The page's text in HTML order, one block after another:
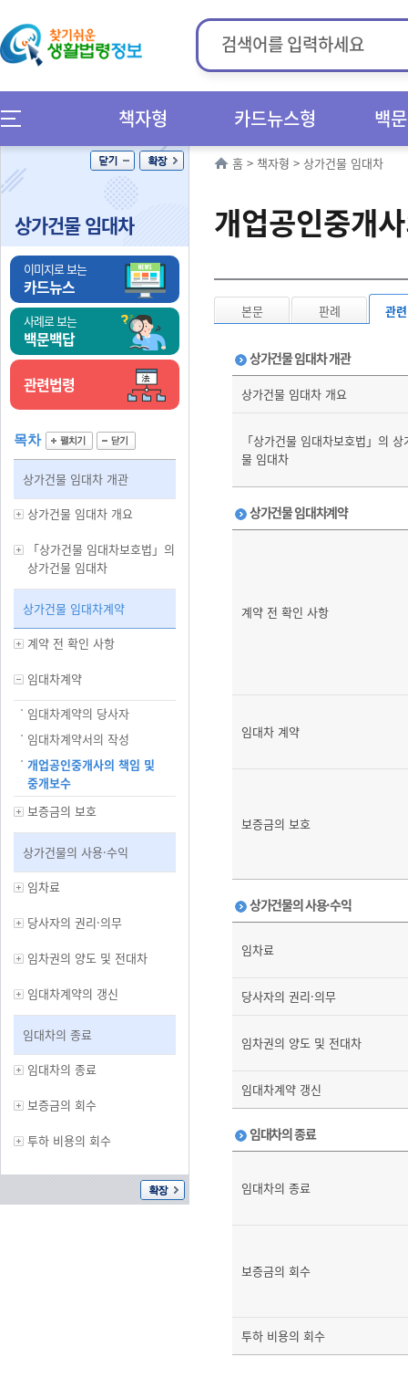
책자형 카드뉴스형 백
상가건물 임대차
이미지로 보는
카드뉴스
사례로 보는
백문백답
관련법령
목차
상가건물 임대차 개관
상가건물 임대차 개요
「상가건물 임대차보호법」의
상가건물 임대차
상가건물 임대차계약
계약 전 확인 사항
임대차계약
임대차계약의 당사자
임대차계약서의 작성
개업공인중개사의 책임 및
중개보수
보증금의 보호
상가건물의 사용·수익
임차료
당사자의 권리·의무
임차권의 양도 및 전대차
임대차계약의 갱신
임대차의 종료
임대차의 종료
보증금의 회수
투하 비용의 회수
홈 > 책자형 > 상가건물 임대차
개업공인중개
본문 판례 관
상가건물 임대차 개관
상가건물 임대차 개요
「상가건물 임대차보호법」의 상
물 임대차
상가건물 임대차계약
계약 전 확인 사항
임대차 계약
보증금의 보호
상가건물의 사용·수익
임차료
당사자의 권리·의무
임차권의 양도 및 전대차
임대차계약 갱신
임대차의 종료
임대차의 종료
보증금의 회수
투하 비용의 회수